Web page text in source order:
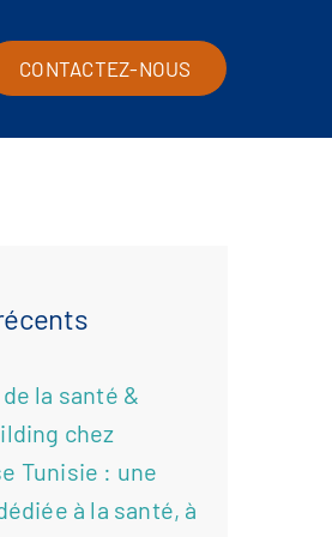
CONTACTEZ-NOUS
la santé &
chez
Tunisie : une
à la santé, à